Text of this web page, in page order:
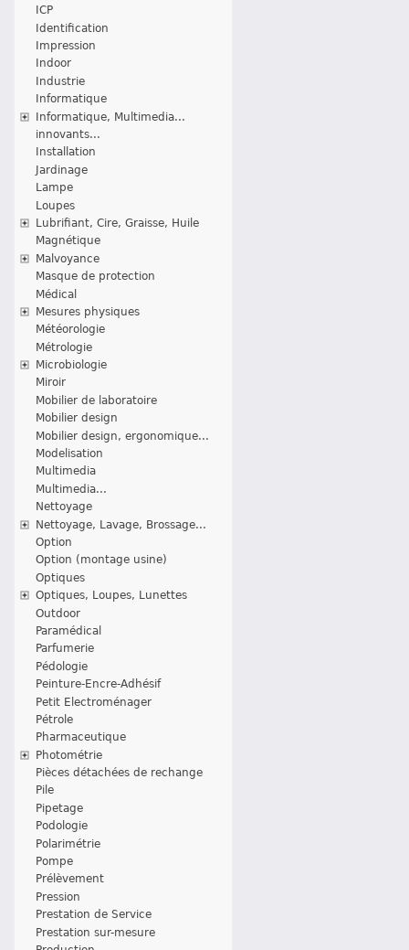
ICP
Identification
Impression
Indoor
Industrie
Informatique
Informatique, Multimedia...
innovants...
Installation
Jardinage
Lampe
Loupes
Lubrifiant, Cire, Graisse, Huile
Magnétique
Malvoyance
Masque de protection
Médical
Mesures physiques
Météorologie
Métrologie
Microbiologie
Miroir
Mobilier de laboratoire
Mobilier design
Mobilier design, ergonomique...
Modelisation
Multimedia
Multimedia...
Nettoyage
Nettoyage, Lavage, Brossage...
Option
Option (montage usine)
Optiques
Optiques, Loupes, Lunettes
Outdoor
Paramédical
Parfumerie
Pédologie
Peinture-Encre-Adhésif
Petit Electroménager
Pétrole
Pharmaceutique
Photométrie
Pièces détachées de rechange
Pile
Pipetage
Podologie
Polarimétrie
Pompe
Prélèvement
Pression
Prestation de Service
Prestation sur-mesure